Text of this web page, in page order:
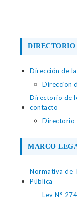
DIRECTORIO
Dirección de
Direccion
Directorio de
contacto
Directorio
MARCO
Normativa de
Pública
Ley N°